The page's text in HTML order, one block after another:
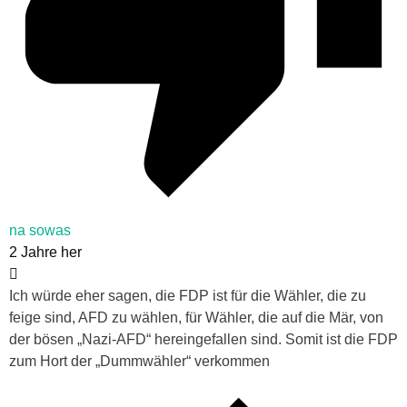
na sowas
2 Jahre her
Ich würde eher sagen, die FDP ist für die Wähler, die zu
feige sind, AFD zu wählen, für Wähler, die auf die Mär, von
der bösen „Nazi-AFD“ hereingefallen sind. Somit ist die FDP
zum Hort der „Dummwähler“ verkommen